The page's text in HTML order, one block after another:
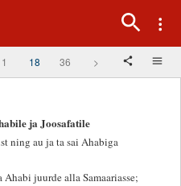
1 18 36 >
ja Joosafatile
ning au ja ta sai Ahabiga
Ahabi juurde alla Samaariasse;